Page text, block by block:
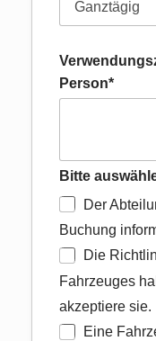
Person*
Bitte
Der
Buchung
Die
Fahrzeuges
akzeptiere sie.
Eine